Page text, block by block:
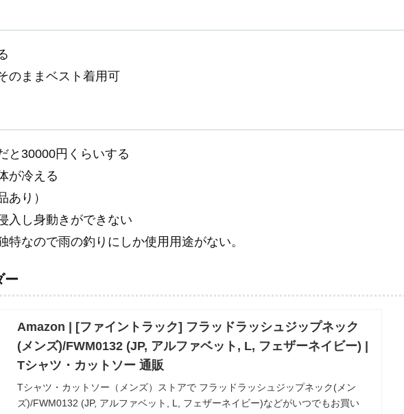
のままベスト着用可
と30000円くらいする
が冷える
あり）
入し身動きができない
なので雨の釣りにしか使用用途がない。
ー
Amazon | [ファイントラック] フラッドラッシュジップネック
(メンズ)/FWM0132 (JP, アルファベット, L, フェザーネイビー) |
Tシャツ・カットソー 通販
Tシャツ・カットソー（メンズ）ストアで フラッドラッシュジップネック(メン
ズ)/FWM0132 (JP, アルファベット, L, フェザーネイビー)などがいつでもお買い